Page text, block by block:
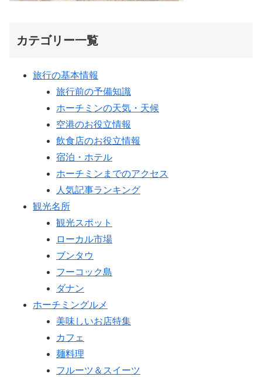
カテゴリー一覧
旅行の基本情報
旅行前の予備知識
ホーチミンの天気・天候
空港のお役立情報
飲食店のお役立情報
宿泊・ホテル
ホーチミンまでのアクセス
人気記事ランキング
観光名所
観光スポット
ローカル市場
ブンタウ
フーコック島
ダナン
ホーチミングルメ
美味しいお店特集
カフェ
麺料理
フルーツ＆スイーツ